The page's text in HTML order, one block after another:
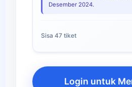
Desember 2024.
Sisa 47 tiket
Login untuk